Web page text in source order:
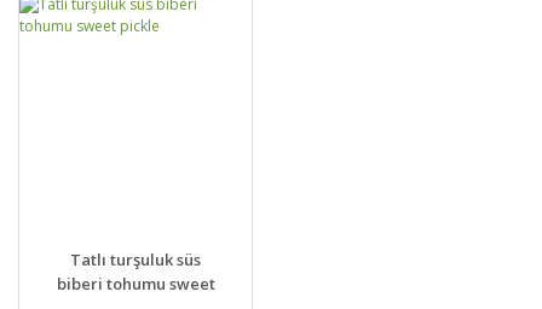
DETAYLAR
VER
Tatlı turşuluk süs
biberi tohumu sweet